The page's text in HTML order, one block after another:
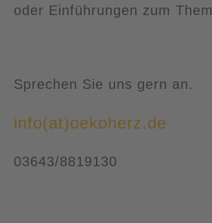
oder Einführungen zum
Sprechen Sie uns gern an.
info(at)oekoherz.de
03643/8819130